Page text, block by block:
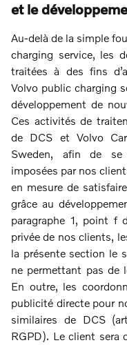
et le
Au-delà de la simple
charging service, les
traitées à des fins
Volvo public charging
développement de
Ces activités de
de DCS et Volvo
Sweden, afin de se
imposées par nos
en mesure de
grâce au
paragraphe 1, point f
privée de nos clients,
la présente section le
ne permettant pas de
En outre, les
publicité directe pour
similaires de DCS
RGPD). Le client sera